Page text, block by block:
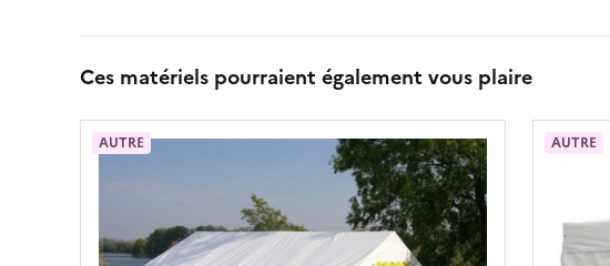
Ces matériels pourraient également vous plaire
AUTRE AUTRE